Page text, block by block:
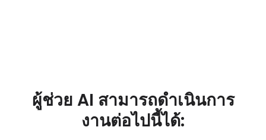
ผู้ช่วย AI สามารถดำเนินการ
งานต่อไปนี้ได้: